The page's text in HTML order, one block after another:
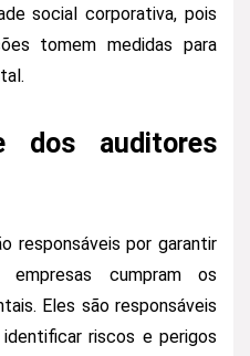
social corporativa, pois
tomem medidas para
dos auditores
responsáveis por garantir
cumpram os
Eles são responsáveis
riscos e perigos